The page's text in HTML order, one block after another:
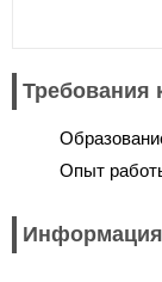
Требования
Опыт
Информация